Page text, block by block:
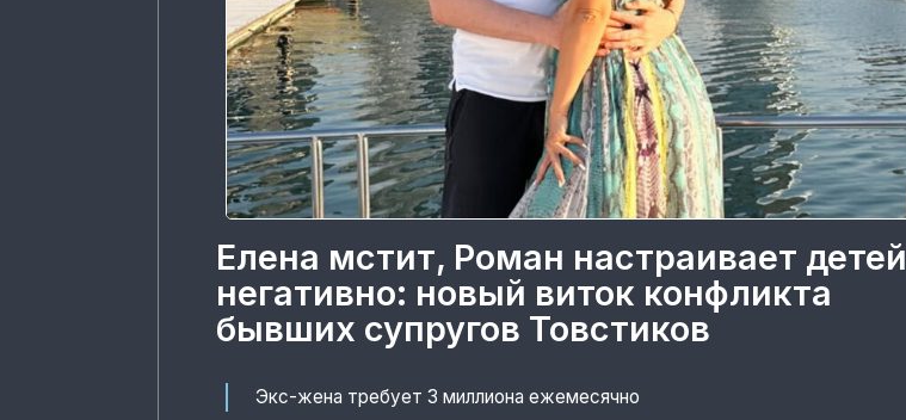
Елена мстит, Роман настраивает детей
негативно: новый виток конфликта
бывших супругов Товстиков
Экс-жена требует 3 миллиона ежемесячно